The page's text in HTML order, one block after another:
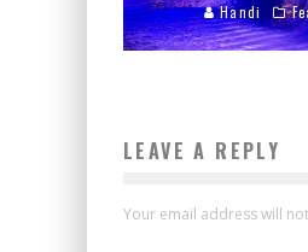
Handi
LEAVE A REPLY
Your email address will